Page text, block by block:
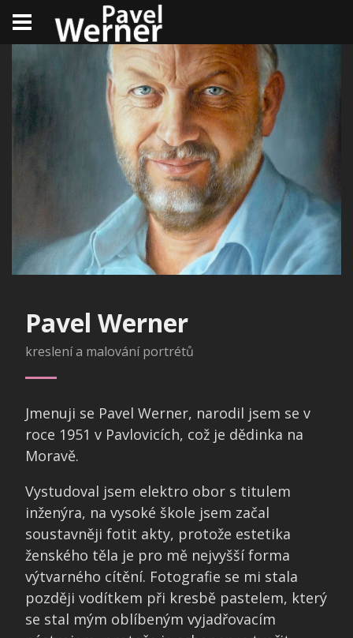
Pavel Werner
kreslení a malování portrétů
Jmenuji se Pavel Werner, narodil jsem se v
roce 1951 v Pavlovicích, což je dědinka na
Moravě.
Vystudoval jsem elektro obor s titulem
inženýra, na vysoké škole jsem začal
soustavněji fotit akty, protože estetika
ženského těla je pro mě nejvyšší forma
výtvarného cítění. Fotografie se mi stala
později vodítkem při kresbě pastelem, který
se stal mým oblíbeným vyjadřovacím